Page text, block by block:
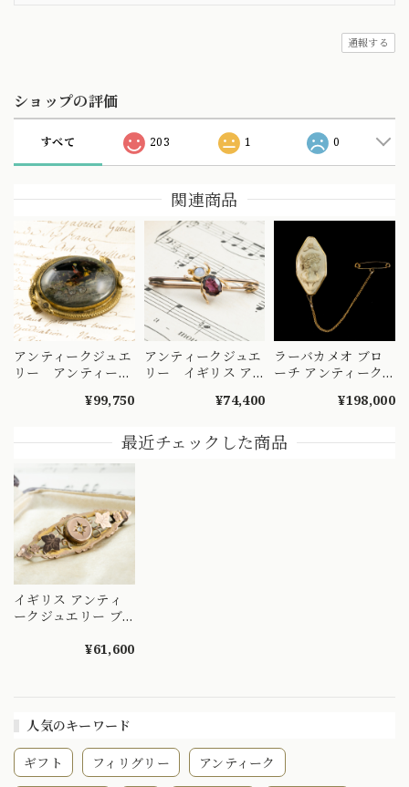
人気のキーワード
ギフト フィリグリー アンティーク
通報する
ショップの評価
すべて 203 1 0
関連商品
アンティークジュエ
リー アンティーク
ス クリスタルリバ
タフライウィング
湖 蛇 DBR00060
¥99,750
アンティークジュエ
リー イギリス ア
パール ブローチ
1900前半頃
¥74,400
ラーバカメオ ブロ
ーチ アンティーク
岩に彫られた女性横
¥198,000
最近チェックした商品
イギリス アンティ
ークジュエリー ブ
カットダイヤモンド
¥61,600